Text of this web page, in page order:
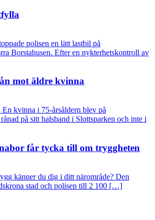
polisen en lätt lastbil på
Borstahusen. Efter en nykterhetskontroll av
mot äldre kvinna
kvinna i 75-årsåldern blev på
på sitt halsband i Slottsparken och inte i
får tycka till om tryggheten
känner du dig i ditt närområde? Den
stad och polisen till 2 100 […]